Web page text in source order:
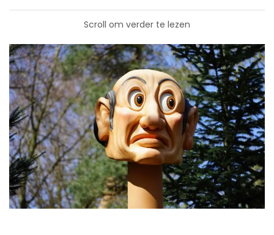
Scroll om verder te lezen